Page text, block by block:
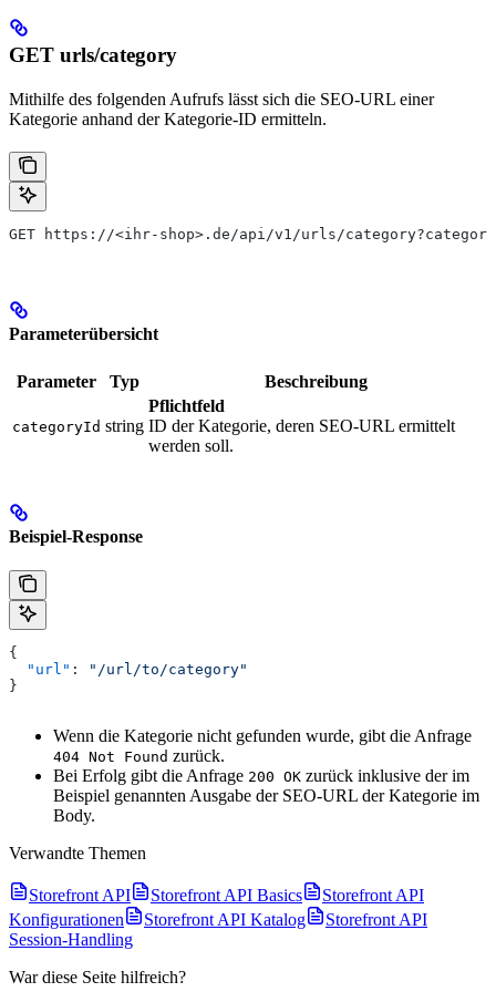
GET urls/category
Mithilfe des folgenden Aufrufs lässt sich die SEO-URL einer
Kategorie anhand der Kategorie-ID ermitteln.
GET https://<ihr-shop>.de/api/v1/urls/
Parameterübersicht
Parameter Typ Beschreibung
categoryId string
Pflichtfeld
ID der Kategorie, deren SEO-URL ermittelt
werden soll.
Beispiel-Response
{
  "url"
:
"/url/to/category"
}
Wenn die Kategorie nicht gefunden wurde, gibt die Anfrage
404 Not Found zurück.
Bei Erfolg gibt die Anfrage 200 OK zurück inklusive der im
Beispiel genannten Ausgabe der SEO-URL der Kategorie im
Body.
Verwandte Themen
Storefront API Storefront API Basics
Storefront API
Konfigurationen
Storefront API Katalog
Storefront API
Session-Handling
War diese Seite hilfreich?